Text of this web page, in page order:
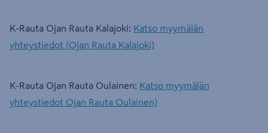
K-Rauta Ojan Rauta Kalajoki: Katso myymälän
yhteystiedot (Ojan Rauta Kalajoki)
K-Rauta Ojan Rauta Oulainen: Katso myymälän
yhteystiedot Ojan Rauta Oulainen)